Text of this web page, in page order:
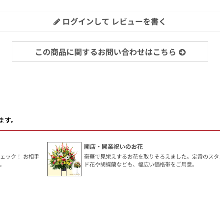
ログインして レビューを書く
この商品に関するお問い合わせはこちら
。
ック！ お相手
開店・開業祝いのお花
豪華で見栄えするお花を取りそろえました。定番のス
ド花や胡蝶蘭なども、幅広い価格帯をご用意。